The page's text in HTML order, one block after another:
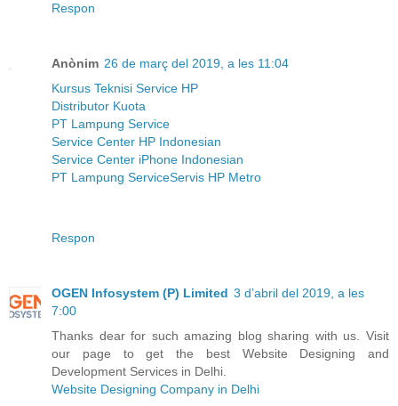
Respon
Anònim 26 de març del 2019, a les 11:04
Kursus Teknisi Service HP
Distributor Kuota
PT Lampung Service
Service Center HP Indonesian
Service Center iPhone Indonesian
PT Lampung ServiceServis HP Metro
Respon
OGEN Infosystem (P) Limited 3 d’abril del 2019, a les
7:00
Thanks dear for such amazing blog sharing with us. Visit
our page to get the best Website Designing and
Development Services in Delhi.
Website Designing Company in Delhi